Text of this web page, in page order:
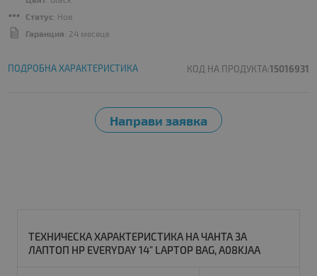
Статус: Нов
Гаранция: 24 месеца
ПОДРОБНА ХАРАКТЕРИСТИКА КОД НА ПРОДУКТА:15016931
ТЕХНИЧЕСКА ХАРАКТЕРИСТИКА НА ЧАНТА ЗА
ЛАПТОП HP EVERYDAY 14" LAPTOP BAG, A08KJAA